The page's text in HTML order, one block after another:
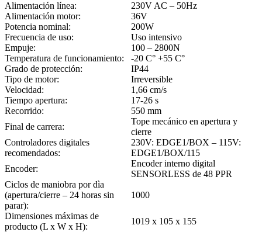
Alimentación línea:
230V AC – 50Hz
Alimentación motor:
36V
Potencia nominal:
200W
Frecuencia de uso:
Uso intensivo
Empuje:
100 – 2800N
Temperatura de funcionamiento:
-20 C° +55 C°
Grado de protección:
IP44
Tipo de motor:
Irreversible
Velocidad:
1,66 cm/s
Tiempo apertura:
17-26 s
Recorrido:
550 mm
Final de carrera:
Tope mecánico en apertura y
cierre
Controladores digitales
recomendados:
230V: EDGE1/BOX – 115V:
EDGE1/BOX/115
Encoder:
Encoder interno digital
SENSORLESS de 48 PPR
Ciclos de maniobra por dìa
(apertura/cierre – 24 horas sin
parar):
1000
Dimensiones máximas de
producto (L x W x H):
1019 x 105 x 155